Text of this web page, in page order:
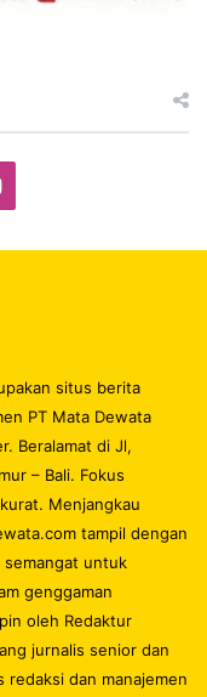
Instagram
situs berita
PT Mata Dewata
Beralamat di Jl,
– Bali. Fokus
Menjangkau
tampil dengan
semangat untuk
genggaman
oleh Redaktur
jurnalis senior dan
redaksi dan manajemen